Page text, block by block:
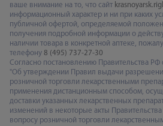
ваше внимание на то, что сайт
информационный характер и ни при каких
публичной офертой, определяемой
получения подробной информации о
наличии товара в конкретной аптеке,
телефону 8 (495) 737-27-30
Согласно постановлению Правительства
"Об утверждении Правил выдачи
розничной торговли лекарственными
применения дистанционным способом,
доставки указанных лекарственных
изменений в некоторые акты
вопросу розничной торговли